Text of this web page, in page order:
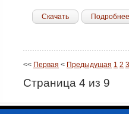
Скачать Подробнее
<< Первая < Предыдущая 1 2 3
Страница 4 из 9